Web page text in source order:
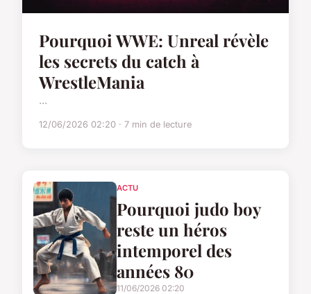
Pourquoi WWE: Unreal révèle
les secrets du catch à
WrestleMania
...
12/06/2026 02:20 · 7 min de lecture
ACTU
Pourquoi judo boy
reste un héros
intemporel des
années 80
11/06/2026 02:20